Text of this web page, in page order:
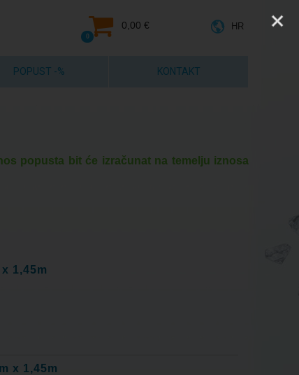
0,00 €
0
HR
POPUST -% KONTAKT
popusta bit će izračunat na temelju iznosa
1,45m
x 1,45m